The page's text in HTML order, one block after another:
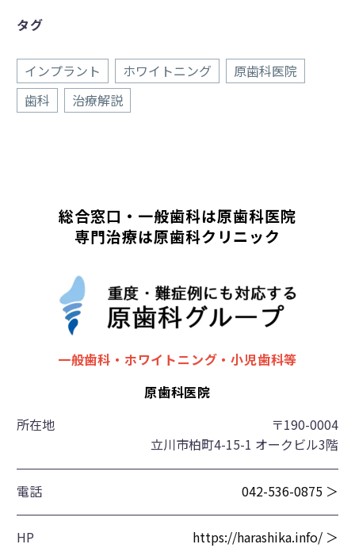
タグ
インプラント ホワイトニング
原歯科医院
歯科
治療解説
総合窓口・一般歯科は原歯科医院
専門治療は原歯科クリニック
一般歯科・ホワイトニング・小児歯科等
原歯科医院
所在地
〒190-0004
立川市柏町4-15-1 オークビル3階
電話 042-536-0875 ＞
HP https://harashika.info/ ＞